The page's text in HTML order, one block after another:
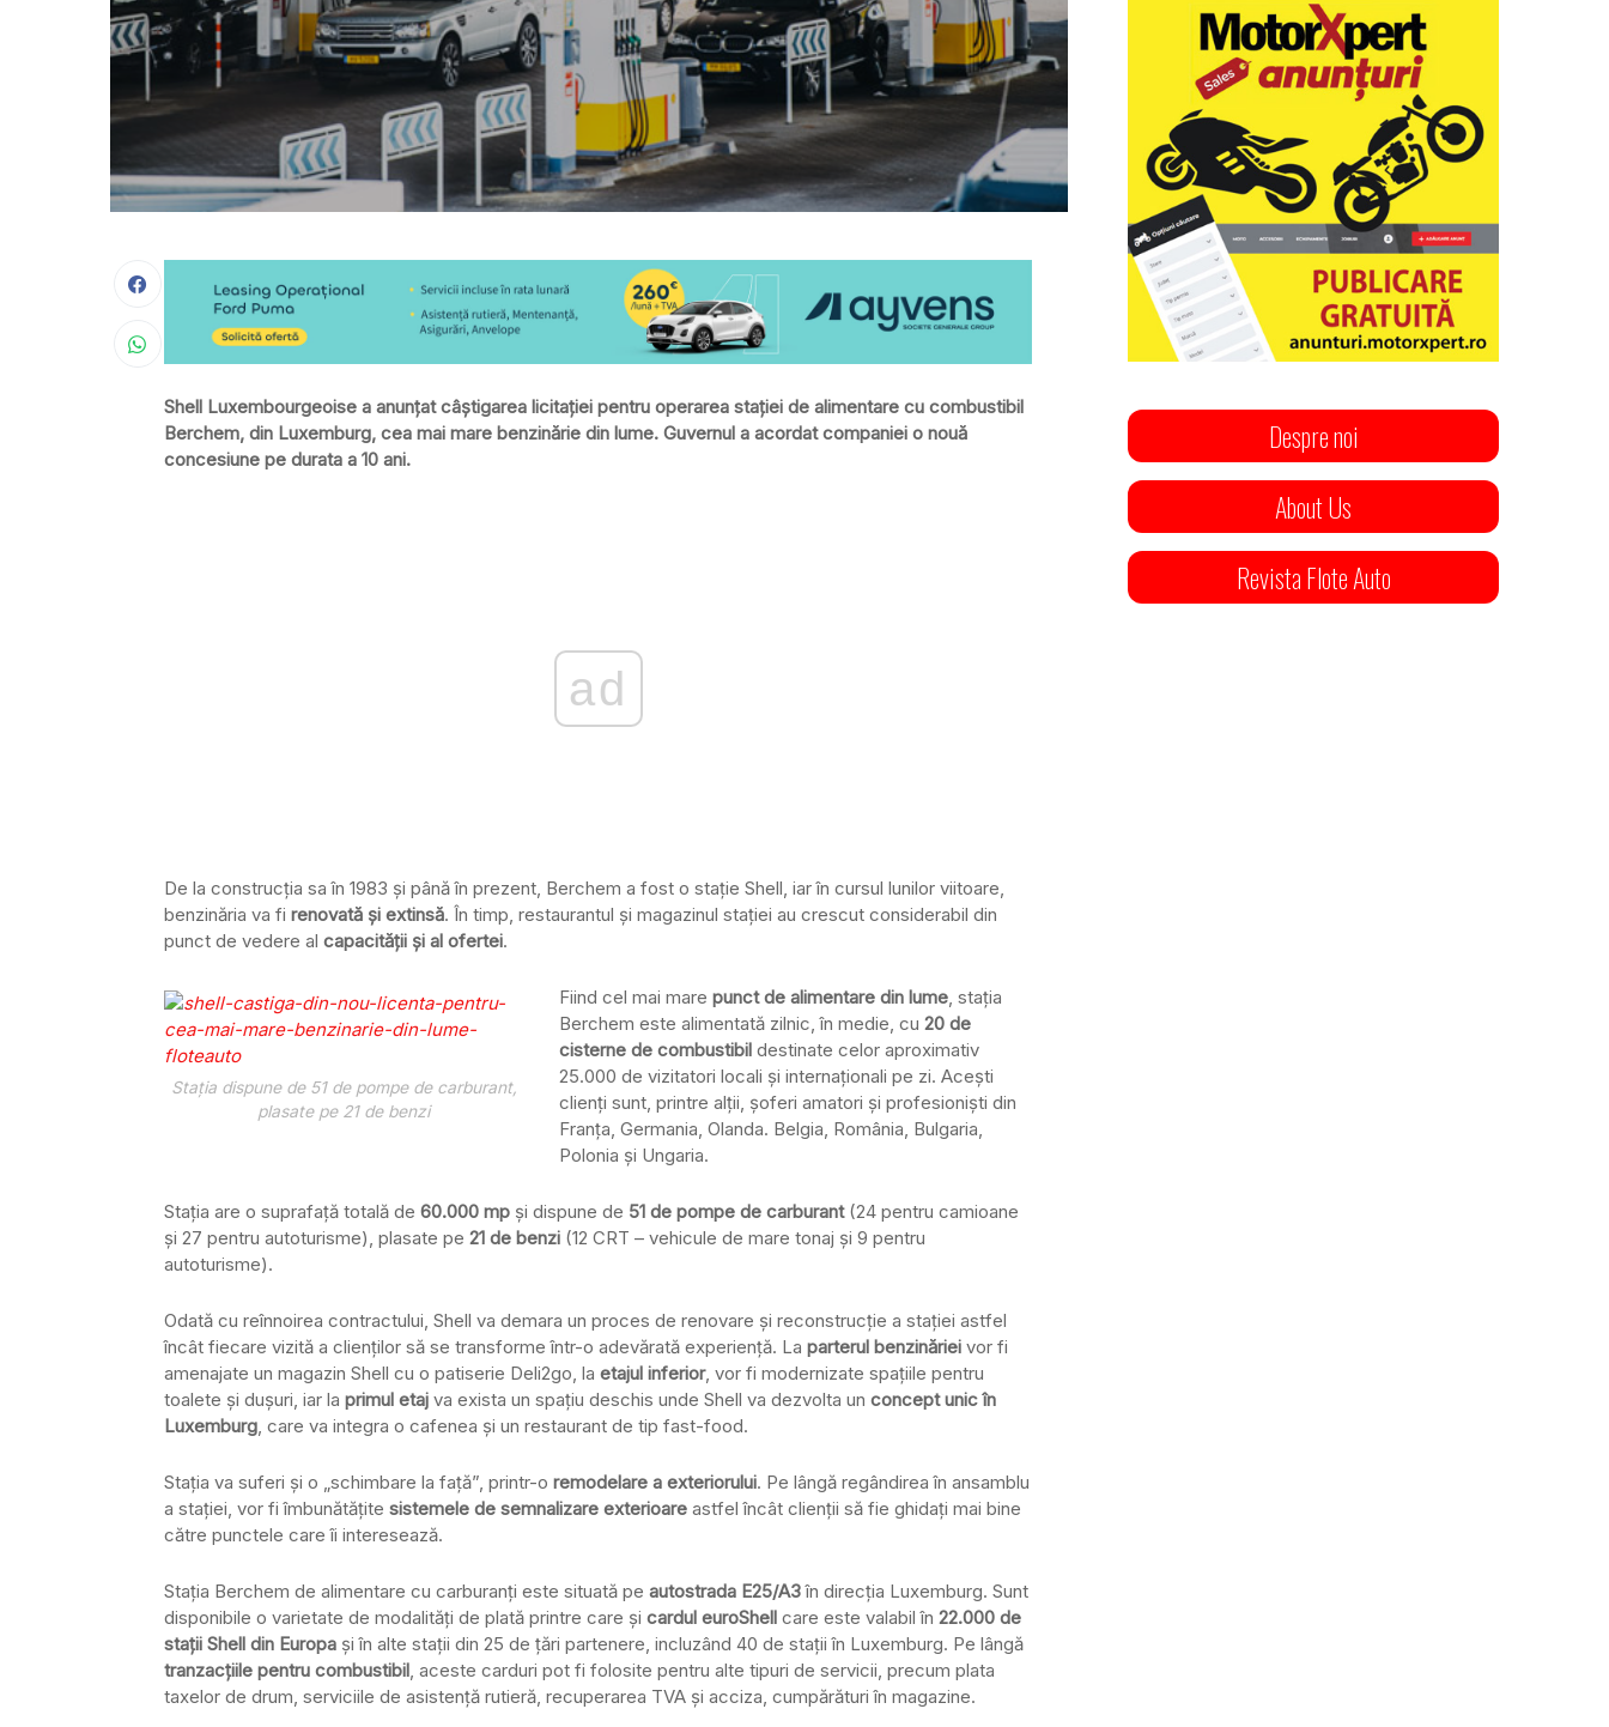
Shell Luxembourgeoise a anunţat câştigarea licitaţiei pentru operarea staţiei de alimentare cu combustibil
Berchem, din Luxemburg, cea mai mare benzinărie din lume. Guvernul a acordat companiei o nouă
concesiune pe durata a 10 ani.
ad
De la construcţia sa în 1983 şi până în prezent, Berchem a fost o staţie Shell, iar în cursul lunilor viitoare,
benzinăria va fi renovată şi extinsă. În timp, restaurantul şi magazinul staţiei au crescut considerabil din
punct de vedere al capacităţii şi al ofertei.
Staţia dispune de 51 de pompe de carburant,
plasate pe 21 de benzi
Fiind cel mai mare punct de alimentare din lume, staţia
Berchem este alimentată zilnic, în medie, cu 20 de
cisterne de combustibil destinate celor aproximativ
25.000 de vizitatori locali şi internaţionali pe zi. Aceşti
clienţi sunt, printre alţii, şoferi amatori şi profesionişti din
Franţa, Germania, Olanda. Belgia, România, Bulgaria,
Polonia şi Ungaria.
Staţia are o suprafaţă totală de 60.000 mp şi dispune de 51 de pompe de carburant(24 pentru camioane
şi 27 pentru autoturisme), plasate pe 21 de benzi (12 CRT – vehicule de mare tonaj şi 9 pentru
autoturisme).
Odată cu reînnoirea contractului, Shell va demara un proces de renovare şi reconstrucţie a staţiei astfel
încât fiecare vizită a clienţilor să se transforme într-o adevărată experienţă. La parterul benzinăriei vor fi
amenajate un magazin Shell cu o patiserie Deli2go, la etajul inferior, vor fi modernizate spaţiile pentru
toalete şi duşuri, iar la primul etaj va exista un spaţiu deschis unde Shell va dezvolta un concept unic în
Luxemburg, care va integra o cafenea şi un restaurant de tip fast-food.
Staţia va suferi şi o „schimbare la faţă”, printr-o remodelare a exteriorului. Pe lângă regândirea în ansamblu
a staţiei, vor fi îmbunătăţite sistemele de semnalizare exterioare astfel încât clienţii să fie ghidaţi mai bine
către punctele care îi interesează.
Staţia Berchem de alimentare cu carburanţi este situată pe autostrada E25/A3în direcţia Luxemburg. Sunt
disponibile o varietate de modalităţi de plată printre care şi cardul euroShell care este valabil în 22.000 de
staţii Shell din Europa şi în alte staţii din 25 de ţări partenere, incluzând 40 de staţii în Luxemburg. Pe lângă
tranzacţiile pentru combustibil, aceste carduri pot fi folosite pentru alte tipuri de servicii, precum plata
taxelor de drum, serviciile de asistenţă rutieră, recuperarea TVA şi acciza, cumpărături în magazine.
Despre noi
About Us
Revista Flote Auto